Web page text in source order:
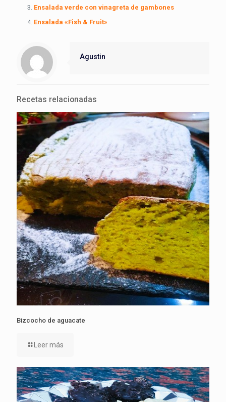
Ensalada verde con vinagreta de gambones
Ensalada «Fish & Fruit»
Agustin
Recetas relacionadas
Bizcocho de aguacate
Leer más